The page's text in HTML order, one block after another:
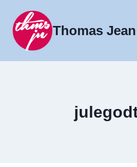
indhold
Thomas Jean